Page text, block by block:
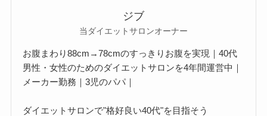
ジブ
当ダイエットサロンオーナー
お腹まわり88cm→78cmのすっきりお腹を実現｜40代
男性・女性のためのダイエットサロンを4年間運営中｜
メーカー勤務｜3児のパパ｜
ダイエットサロンで"格好良い40代"を目指そう